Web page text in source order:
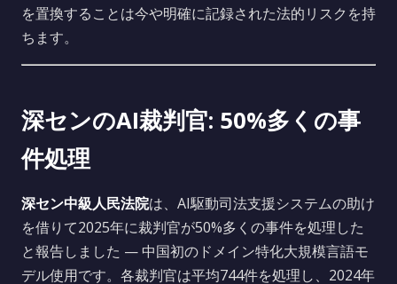
を置換することは今や明確に記録された法的リスクを持
ちます。
深センのAI裁判官: 50%多くの事
件処理
深セン中級人民法院は、AI駆動司法支援システムの助け
を借りて2025年に裁判官が50%多くの事件を処理した
と報告しました — 中国初のドメイン特化大規模言語モ
デル使用です。各裁判官は平均744件を処理し、2024年